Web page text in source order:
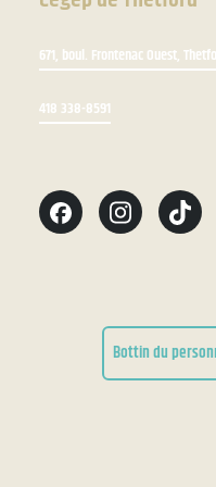
671, boul. Frontenac Ouest,
418 338-8591
Bottin du